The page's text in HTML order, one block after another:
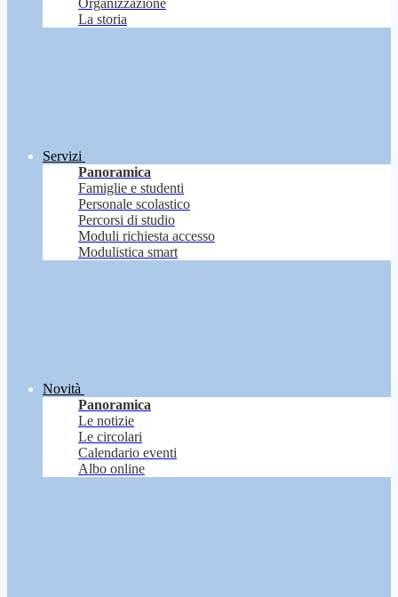
Organizzazione
La storia
Servizi
Panoramica
Famiglie e studenti
Personale scolastico
Percorsi di studio
Moduli richiesta accesso
Modulistica smart
Novità
Panoramica
Le notizie
Le circolari
Calendario eventi
Albo online